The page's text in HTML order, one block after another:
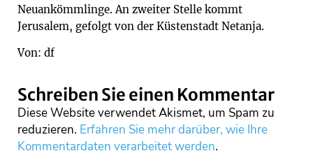
Neuankömmlinge. An zweiter Stelle kommt
Jerusalem, gefolgt von der Küstenstadt Netanja.
Von: df
Schreiben Sie einen Kommentar
Diese Website verwendet Akismet, um Spam zu
reduzieren. Erfahren Sie mehr darüber, wie Ihre
Kommentardaten verarbeitet werden.